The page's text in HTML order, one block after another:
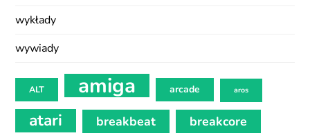
wykłady
wywiady
ALT amiga arcade aros
atari breakbeat breakcore